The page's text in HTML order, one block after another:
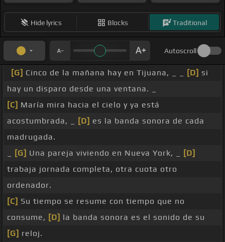
Hide lyrics Blocks Traditional
Autoscroll
[G] Cinco de la mañana hay en Tijuana, _ _ [D] si
hay un disparo desde una ventana. _
[C] María mira hacia el cielo y ya está
acostumbrada, _
[D] es la banda sonora de cada
madrugada.
[G] Una pareja viviendo en Nueva York, _
[D]
trabaja jornada completa, otra cuota otro
ordenador.
[C] Su tiempo se resume con tiempo que no
consume, [D] la banda sonora es el sonido de su
[G] reloj.